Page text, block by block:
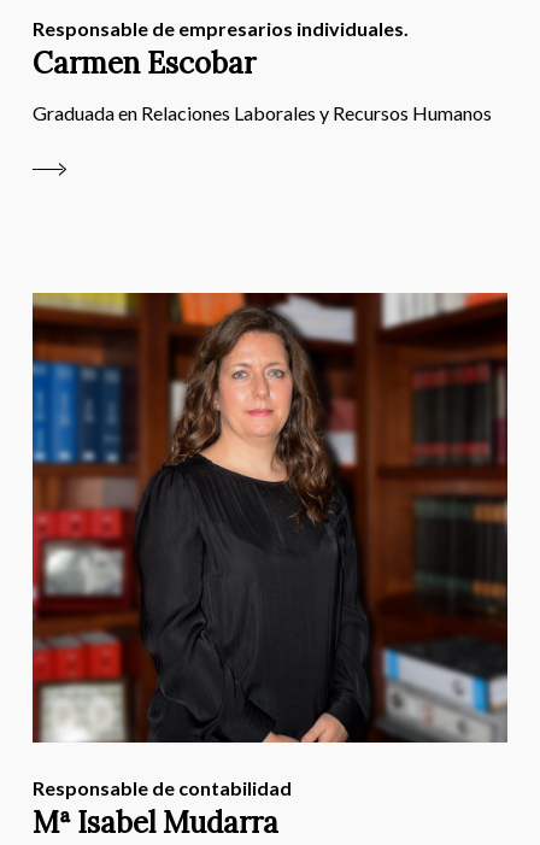
Responsable de empresarios individuales.
Carmen Escobar
Graduada en Relaciones Laborales y Recursos Humanos
Responsable de contabilidad
Mª Isabel Mudarra